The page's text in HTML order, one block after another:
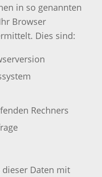
in so genannten
Browser
Dies sind:
Rechners
Daten mit